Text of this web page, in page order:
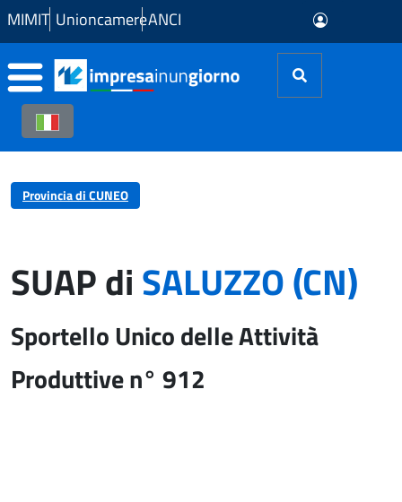
Skip to Main Content
MIMIT UnioncamereANCI
Provincia di CUNEO
SUAP diSALUZZO (CN)
Sportello Unico delle Attività
Produttive n° 912